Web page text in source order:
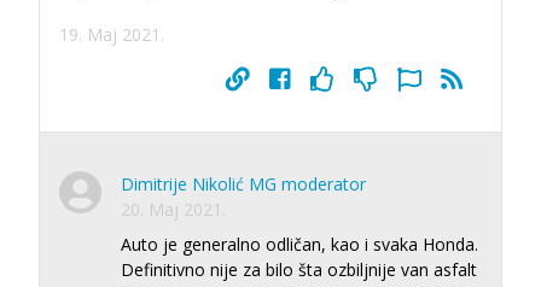
19. Maj 2021.
Dimitrije Nikolić MG moderator
20. Maj 2021.
Auto je generalno odličan, kao i svaka Honda.
Definitivno nije za bilo šta ozbiljnije van asfalt